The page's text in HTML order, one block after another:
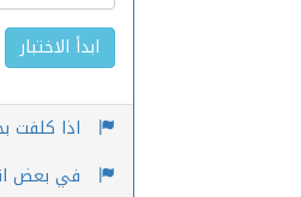
ابدأ الاختبار
اذا كلفت
في بعض